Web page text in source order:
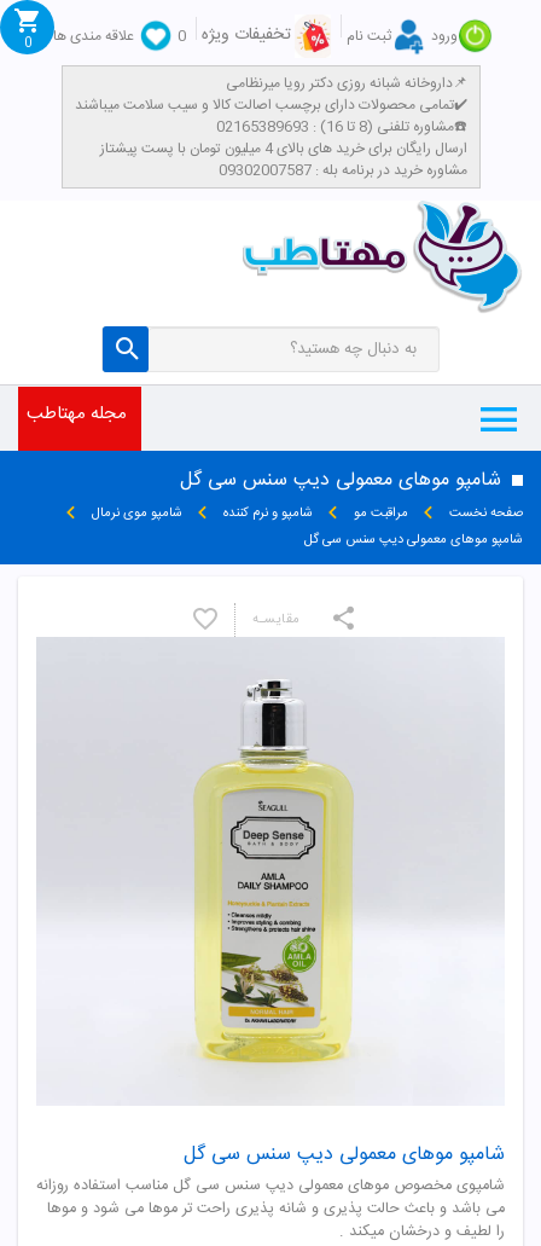
ورود ثبت نام تخفیفات ویژه 0
علاقه مندی ها
داروخانه شبانه روزی دکتر رویا میرنظامی📌
تمامی محصولات دارای برچسب اصالت کالا و سیب سلامت میباشند✔️
مشاوره تلفنی (8 تا 16) : 02165389693☎️
​ارسال رایگان برای خرید های بالای 4 میلیون تومان با پست پیشتاز
مشاوره خرید در برنامه بله : 09302007587
0
مجله مهتاطب
شامپو موهای معمولی دیپ سنس سی گل
صفحه نخست مراقبت مو شامپو و نرم کننده
شامپو موی نرمال
شامپو موهای معمولی دیپ سنس سی گل
شامپو موهای معمولی دیپ سنس سی گل
شامپوی مخصوص موهای معمولی دیپ سنس سی گل مناسب استفاده روزانه
می باشد و باعث حالت پذیری و شانه پذیری راحت تر موها می شود و موها
را لطیف و درخشان میکند .
مقایسـه